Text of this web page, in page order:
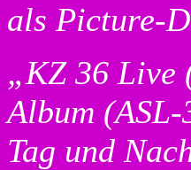
als Picture-
„KZ 36 Live
Album
Tag und